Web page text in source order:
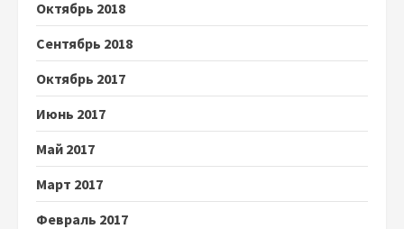
Октябрь 2018
Сентябрь 2018
Октябрь 2017
Июнь 2017
Май 2017
Март 2017
Февраль 2017